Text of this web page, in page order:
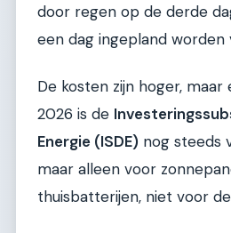
door regen op de derde
een dag ingepland worden
De kosten zijn hoger, maar
2026 is de
Energie (ISDE) nog steeds
maar alleen voor
thuisbatterijen, niet voor